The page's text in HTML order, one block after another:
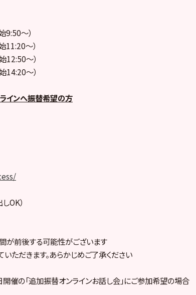
9:50〜）
11:20〜）
12:50〜）
14:20〜）
インへ振替希望の方
OK）
が前後する可能性がございます
ただきます。あらかじめご了承ください
催の「追加振替オンラインお話し会」にご参加希望の場合